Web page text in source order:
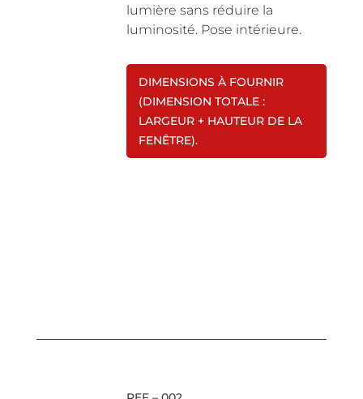
lumière sans réduire la
luminosité. Pose intérieure.
DIMENSIONS À FOURNIR
(DIMENSION TOTALE :
LARGEUR + HAUTEUR DE LA
FENÊTRE).